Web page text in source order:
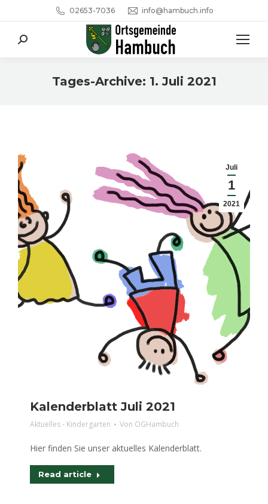
02653-7036 info@hambuch.info
Search:
Tages-Archive: 1. Juli 2021
Juli
1
2021
Kalenderblatt Juli 2021
Aktuelles - Kindergarten Von OGHambuch
Hier finden Sie unser aktuelles Kalenderblatt.
Read article